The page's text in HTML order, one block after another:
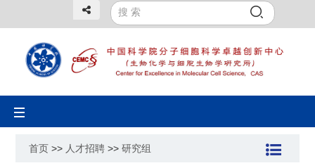
Toggle
navigation
首页 >> 人才招聘 >>研究组